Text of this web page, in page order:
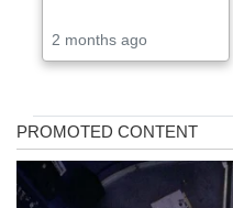
2 months ago